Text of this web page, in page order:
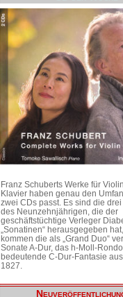
Franz Schuberts Werke für
Klavier haben genau den
zwei CDs passt. Es sind die
des Neunzehnjährigen, die der
geschäftstüchtige Verleger
„Sonatinen“ herausgegeben
kommen die als „Grand Duo“
Sonate A-Dur, das h-Moll-
bedeutende C-Dur-Fantasie
1827.